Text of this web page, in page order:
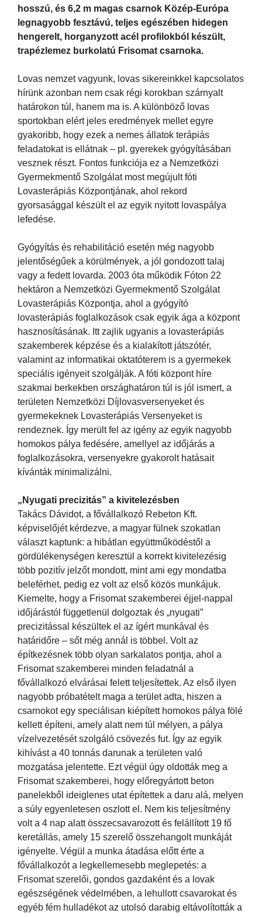
hosszú, és 6,2 m magas csarnok Közép-Európa
legnagyobb fesztávú, teljes egészében hidegen
hengerelt, horganyzott acél profilokból készült,
trapézlemez burkolatú Frisomat csarnoka.
Lovas nemzet vagyunk, lovas sikereinkkel kapcsolatos
hírünk azonban nem csak régi korokban szárnyalt
határokon túl, hanem ma is. A különböző lovas
sportokban elért jeles eredmények mellet egyre
gyakoribb, hogy ezek a nemes állatok terápiás
feladatokat is ellátnak – pl. gyerekek gyógyításában
vesznek részt. Fontos funkciója ez a Nemzetközi
Gyermekmentő Szolgálat most megújult fóti
Lovasterápiás Központjának, ahol rekord
gyorsasággal készült el az egyik nyitott lovaspálya
lefedése.
Gyógyítás és rehabilitáció esetén még nagyobb
jelentőségűek a körülmények, a jól gondozott talaj
vagy a fedett lovarda. 2003 óta működik Fóton 22
hektáron a Nemzetközi Gyermekmentő Szolgálat
Lovasterápiás Központja, ahol a gyógyító
lovasterápiás foglalkozások csak egyik ága a központ
hasznosításának. Itt zajlik ugyanis a lovasterápiás
szakemberek képzése és a kialakított játszótér,
valamint az informatikai oktatóterem is a gyermekek
speciális igényeit szolgálják. A fóti központ híre
szakmai berkekben országhatáron túl is jól ismert, a
területen Nemzetközi Díjlovasversenyeket és
gyermekeknek Lovasterápiás Versenyeket is
rendeznek. Így merült fel az igény az egyik nagyobb
homokos pálya fedésére, amellyel az időjárás a
foglalkozásokra, versenyekre gyakorolt hatásait
kívánták minimalizálni.
„Nyugati precizitás” a kivitelezésben
Takács Dávidot, a fővállalkozó Rebeton Kft.
képviselőjét kérdezve, a magyar fülnek szokatlan
választ kaptunk: a hibátlan együttműködéstől a
gördülékenységen keresztül a korrekt kivitelezésig
több pozitív jelzőt mondott, mint ami egy mondatba
beleférhet, pedig ez volt az első közös munkájuk.
Kiemelte, hogy a Frisomat szakemberei éjjel-nappal
időjárástól függetlenül dolgoztak és „nyugati”
precizitással készültek el az ígért munkával és
határidőre – sőt még annál is többel. Volt az
építkezésnek több olyan sarkalatos pontja, ahol a
Frisomat szakemberei minden feladatnál a
fővállalkozó elvárásai felett teljesítettek. Az első ilyen
nagyobb próbatételt maga a terület adta, hiszen a
csarnokot egy speciálisan kiépített homokos pálya fölé
kellett építeni, amely alatt nem túl mélyen, a pálya
vízelvezetését szolgáló csövezés fut. Így az egyik
kihívást a 40 tonnás darunak a területen való
mozgatása jelentette. Ezt végül úgy oldották meg a
Frisomat szakemberei, hogy előregyártott beton
panelekből ideiglenes utat építettek a daru alá, melyen
a súly egyenletesen oszlott el. Nem kis teljesítmény
volt a 4 nap alatt összecsavarozott és felállított 19 fő
keretállás, amely 15 szerelő összehangolt munkáját
igényelte. Végül a munka átadása előtt érte a
fővállalkozót a legkellemesebb meglepetés: a
Frisomat szerelői, gondos gazdaként és a lovak
egészségének védelmében, a lehullott csavarokat és
egyéb fém hulladékot az utolsó darabig eltávolították a